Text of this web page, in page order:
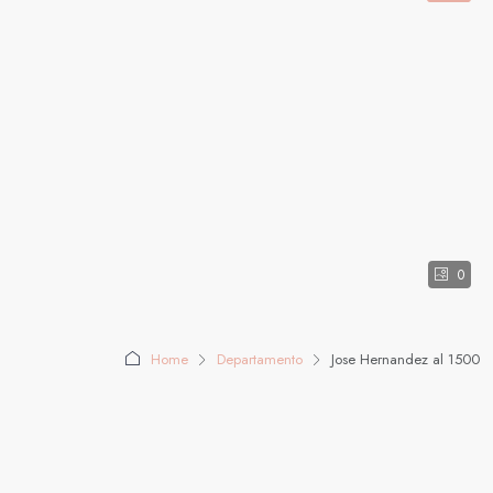
0
Home Departamento Jose Hernandez al 1500